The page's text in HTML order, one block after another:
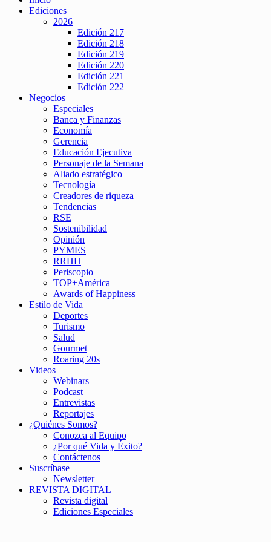
Ediciones
2026
Edición 217
Edición 218
Edición 219
Edición 220
Edición 221
Edición 222
Negocios
Especiales
Banca y Finanzas
Economía
Gerencia
Educación Ejecutiva
Personaje de la Semana
Aliado estratégico
Tecnología
Creadores de riqueza
Tendencias
RSE
Sostenibilidad
Opinión
PYMES
RRHH
Periscopio
TOP+América
Awards of Happiness
Estilo de Vida
Deportes
Turismo
Salud
Gourmet
Roaring 20s
Videos
Webinars
Podcast
Entrevistas
Reportajes
¿Quiénes Somos?
Conozca al Equipo
¿Por qué Vida y Éxito?
Contáctenos
Suscríbase
Newsletter
REVISTA DIGITAL
Revista digital
Ediciones Especiales